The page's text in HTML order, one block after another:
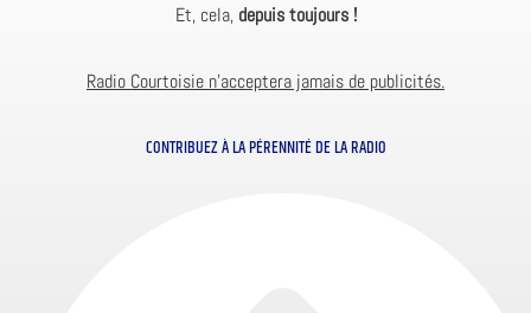
Et, cela, depuis toujours !
Radio Courtoisie n’acceptera jamais de publicités.
CONTRIBUEZ À LA PÉRENNITÉ DE LA RADIO